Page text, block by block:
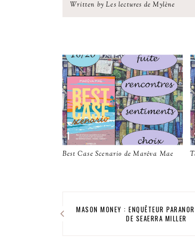
Written by Les lectures de Mylène
Best Case Scenario de Marêva Mae
MASON MONEY : ENQUÊTEUR
DE SEAERRA MILLER